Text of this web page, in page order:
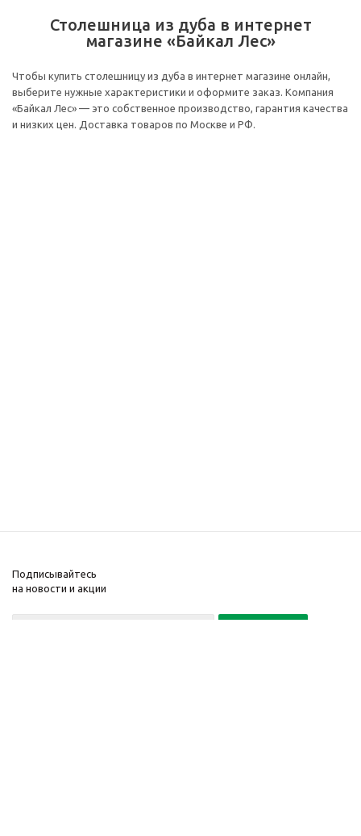
Столешница из дуба в интернет
магазине «Байкал Лес»
Чтобы купить столешницу из дуба в интернет магазине онлайн,
выберите нужные характеристики и оформите заказ. Компания
«Байкал Лес» — это собственное производство, гарантия качества
и низких цен. Доставка товаров по Москве и РФ.
Подписывайтесь
на новости и акции